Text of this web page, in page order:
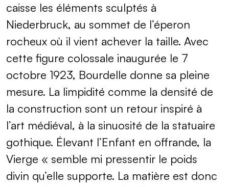
caisse les éléments sculptés à
Niederbruck, au sommet de l’éperon
rocheux où il vient achever la taille. Avec
cette figure colossale inaugurée le 7
octobre 1923, Bourdelle donne sa pleine
mesure. La limpidité comme la densité de
la construction sont un retour inspiré à
l’art médiéval, à la sinuosité de la statuaire
gothique. Élevant l’Enfant en offrande, la
Vierge « semble mi pressentir le poids
divin qu’elle supporte. La matière est donc